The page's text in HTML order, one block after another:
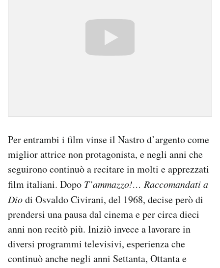
Per entrambi i film vinse il Nastro d’argento come
miglior attrice non protagonista, e negli anni che
seguirono continuò a recitare in molti e apprezzati
film italiani. Dopo T’ammazzo!… Raccomandati a
Diodi Osvaldo Civirani, del 1968, decise però di
prendersi una pausa dal cinema e per circa dieci
anni non recitò più. Iniziò invece a lavorare in
diversi programmi televisivi, esperienza che
continuò anche negli anni Settanta, Ottanta e